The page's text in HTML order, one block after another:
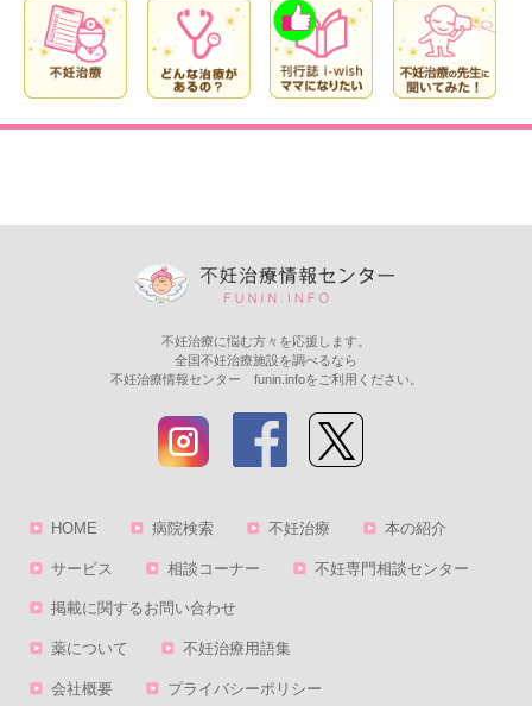
不妊治療に悩む方々を応援します。
全国不妊治療施設を調べるなら
不妊治療情報センター funin.infoをご利用ください。
HOME 病院検索 不妊治療 本の紹介
サービス 相談コーナー 不妊専門相談センター
掲載に関するお問い合わせ
薬について 不妊治療用語集
会社概要 プライバシーポリシー